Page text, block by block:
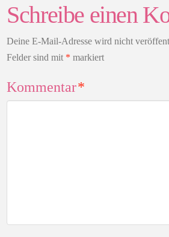
Schreibe einen
Deine E-Mail-Adresse wird nicht
Felder sind mit * markiert
Kommentar*